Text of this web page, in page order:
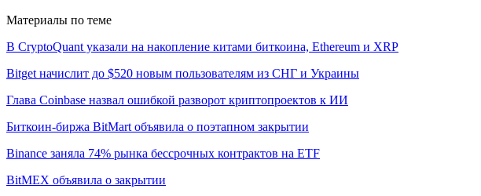
Материалы по теме
В CryptoQuant указали на накопление китами биткоина, Ethereum и XRP
Bitget начислит до $520 новым пользователям из СНГ и Украины
Глава Coinbase назвал ошибкой разворот криптопроектов к ИИ
Биткоин-биржа BitMart объявила о поэтапном закрытии
Binance заняла 74% рынка бессрочных контрактов на ETF
BitMEX объявила о закрытии